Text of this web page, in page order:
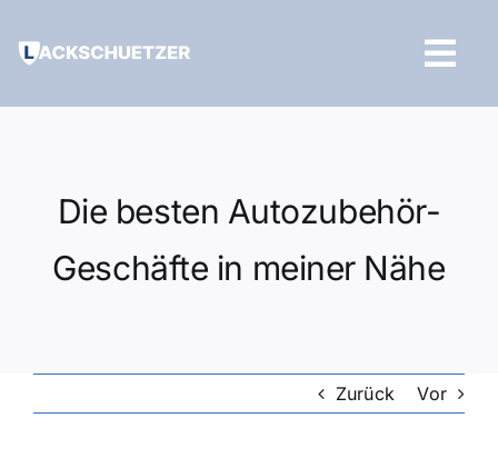
Inhalt
Die besten Autozubehör-
Geschäfte in meiner Nähe
Zurück Vor